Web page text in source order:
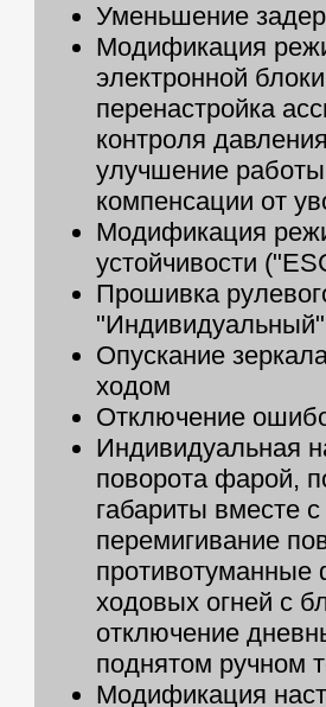
Уменьшение
Модификация
электронной
перенастройка
контроля
улучшение работы
компенсации от
Модификация
устойчивости
Прошивка
"Индивидуальный"
Опускание
ходом
Отключение
Индивидуальная
поворота фарой,
габариты вместе
перемигивание
противотуманные
ходовых огней с
отключение
поднятом ручном
Модификация